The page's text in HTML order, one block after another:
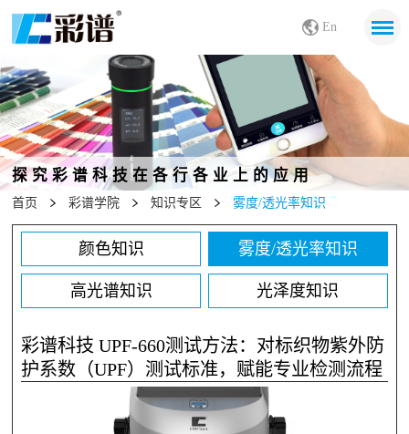
En
探究彩谱科技在各行各业上的应用
首页 彩谱学院 知识专区 雾度/透光率知识
颜色知识 雾度/透光率知识
高光谱知识 光泽度知识
彩谱科技 UPF-660测试方法：对标织物紫外防
护系数（UPF）测试标准，赋能专业检测流程